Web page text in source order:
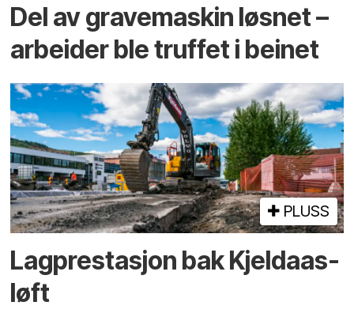
Del av grave­maskin løsnet –
arbeider ble truffet i beinet
PLUSS
Lagprestasjon bak Kjeldaas-
løft